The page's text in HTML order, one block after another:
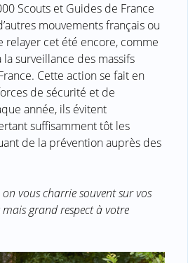
Scouts et Guides de France
mouvements français ou
relayer cet été encore, comme
surveillance des massifs
Cette action se fait en
de sécurité et de
année, ils évitent
suffisamment tôt les
de la prévention auprès des
vous charrie souvent sur vos
mais grand respect à votre